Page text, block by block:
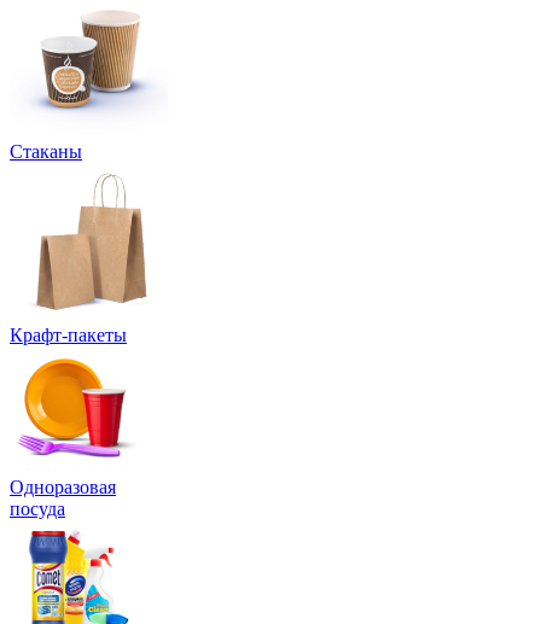
Стаканы
Крафт-пакеты
Одноразовая
посуда